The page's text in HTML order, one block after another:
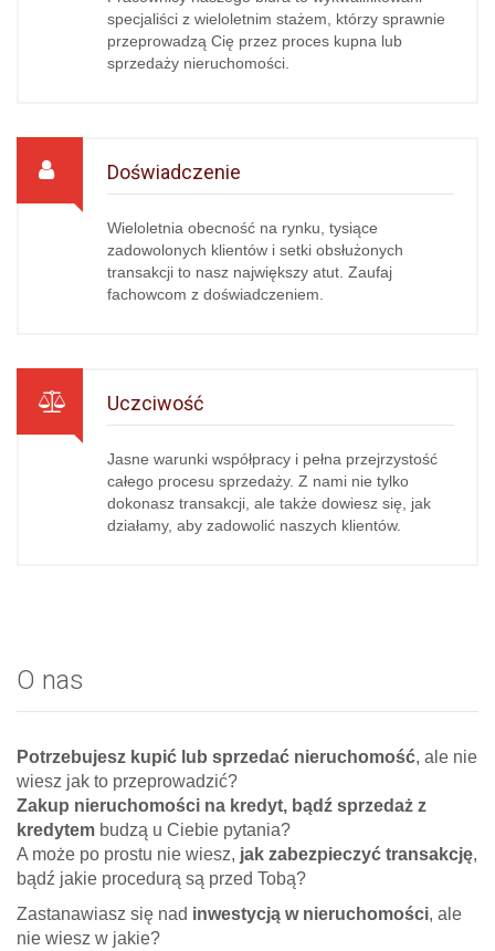
specjaliści z wieloletnim stażem, którzy sprawnie
przeprowadzą Cię przez proces kupna lub
sprzedaży nieruchomości.
Doświadczenie
Wieloletnia obecność na rynku, tysiące
zadowolonych klientów i setki obsłużonych
transakcji to nasz największy atut. Zaufaj
fachowcom z doświadczeniem.
Uczciwość
Jasne warunki współpracy i pełna przejrzystość
całego procesu sprzedaży. Z nami nie tylko
dokonasz transakcji, ale także dowiesz się, jak
działamy, aby zadowolić naszych klientów.
O nas
Potrzebujesz kupić lub sprzedać nieruchomość, ale nie
wiesz jak to przeprowadzić?
Zakup nieruchomości na kredyt, bądź sprzedaż z
kredytem budzą u Ciebie pytania?
A może po prostu nie wiesz, jak zabezpieczyć transakcję,
bądź jakie procedurą są przed Tobą?
Zastanawiasz się nad inwestycją w nieruchomości, ale
nie wiesz w jakie?